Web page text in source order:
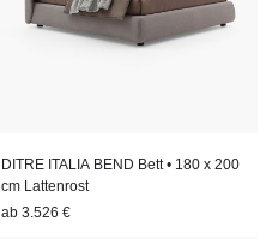
DITRE ITALIA BEND Bett • 180 x 200
cm Lattenrost
ab 3.526 €